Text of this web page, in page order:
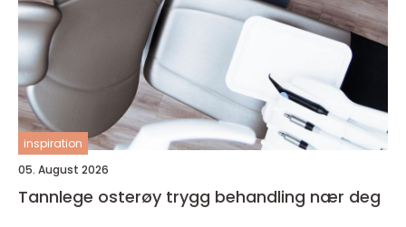
inspiration
05. August 2026
Tannlege osterøy trygg behandling nær deg